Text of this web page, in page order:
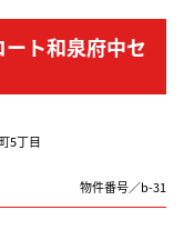
ート和泉府中セ
5丁目
物件番号／b-31